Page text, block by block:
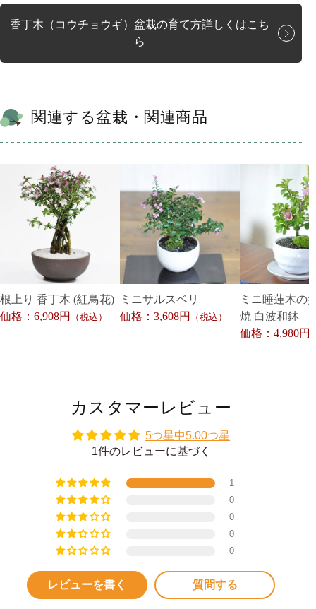
香丁木（コウチョウギ）盆栽の育て方詳しくはこち
ら
関連する盆栽・関連商品
根上り 香丁木 (紅鳥花)
価格：6,908円
（税込）
ミニサルスベリ
価格：3,608円
（税込）
ミニ睡蓮木の
焼 白波和鉢
価格：4,980円
カスタマーレビュー
5つ星中5.00つ星
1件のレビューに基づく
1
0
0
0
0
レビューを書く 質問する